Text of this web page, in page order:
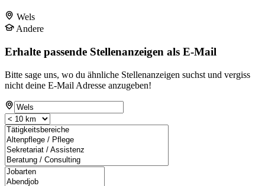
Wels
Andere
Erhalte passende Stellenanzeigen als E-Mail
Bitte sage uns, wo du ähnliche Stellenanzeigen suchst und vergiss
nicht deine E-Mail Adresse anzugeben!